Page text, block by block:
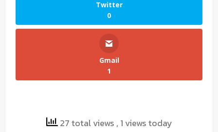
Twitter
0
Gmail
1
27 total views , 1 views today